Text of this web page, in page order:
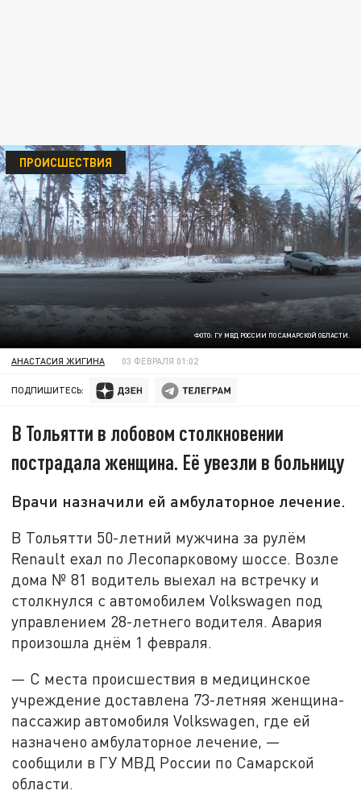
ФОТО: ГУ МВД РОССИИ ПО САМАРСКОЙ ОБЛАСТИ.
ПРОИСШЕСТВИЯ
АНАСТАСИЯ ЖИГИНА 03 ФЕВРАЛЯ 01:02
ПОДПИШИТЕСЬ:
В Тольятти в лобовом столкновении
пострадала женщина. Её увезли в больницу
Врачи назначили ей амбулаторное лечение.
В Тольятти 50-летний мужчина за рулём
Renault ехал по Лесопарковому шоссе. Возле
дома № 81 водитель выехал на встречку и
столкнулся с автомобилем Volkswagen под
управлением 28-летнего водителя. Авария
произошла днём 1 февраля.
— С места происшествия в медицинское
учреждение доставлена 73-летняя женщина-
пассажир автомобиля Volkswagen, где ей
назначено амбулаторное лечение, —
сообщили в ГУ МВД России по Самарской
области.